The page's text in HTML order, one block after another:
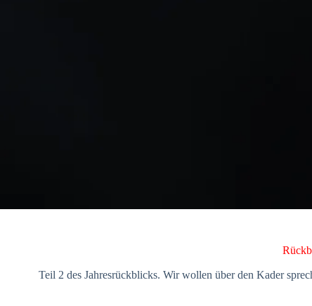
Teil 2 des Jahresrückblicks. Wir wollen über den Kader